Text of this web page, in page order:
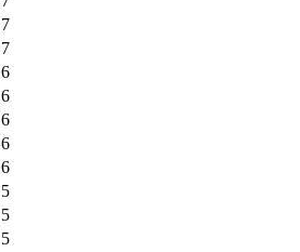
7
7
6
6
6
6
6
5
5
5